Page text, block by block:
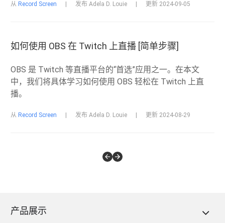
从 Record Screen 发布 Adela D. Louie 更新 2024-09-05
如何使用 OBS 在 Twitch 上直播 [简单步骤]
OBS 是 Twitch 等直播平台的“首选”应用之一。在本文
中，我们将具体学习如何使用 OBS 轻松在 Twitch 上直
播。
从 Record Screen 发布 Adela D. Louie 更新 2024-08-29
产品展示